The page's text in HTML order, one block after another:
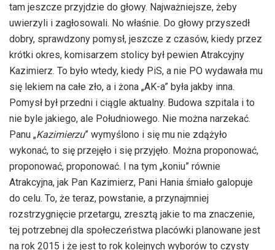
tam jeszcze przyjdzie do głowy. Najważniejsze, żeby
uwierzyli i zagłosowali. No właśnie. Do głowy przyszedł
dobry, sprawdzony pomysł, jeszcze z czasów, kiedy przez
krótki okres, komisarzem stolicy był pewien Atrakcyjny
Kazimierz. To było wtedy, kiedy PiS, a nie PO wydawała mu
się lekiem na całe zło, a i żona „AK-a” była jakby inna.
Pomysł był przedni i ciągle aktualny. Budowa szpitala i to
nie byle jakiego, ale Południowego. Nie można narzekać.
Panu „Kazimierzu” wymyślono i się mu nie zdążyło
wykonać, to się przejęło i się przyjęło. Można proponować,
proponować, proponować. I na tym „koniu” równie
Atrakcyjna, jak Pan Kazimierz, Pani Hania śmiało galopuje
do celu. To, że teraz, powstanie, a przynajmniej
rozstrzygnięcie przetargu, zresztą jakie to ma znaczenie,
tej potrzebnej dla społeczeństwa placówki planowane jest
na rok 2015 i że jest to rok kolejnych wyborów to czysty